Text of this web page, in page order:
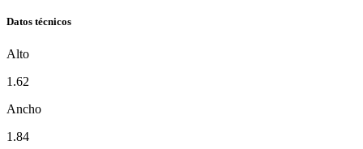
Datos técnicos
Alto
1.62
Ancho
1.84